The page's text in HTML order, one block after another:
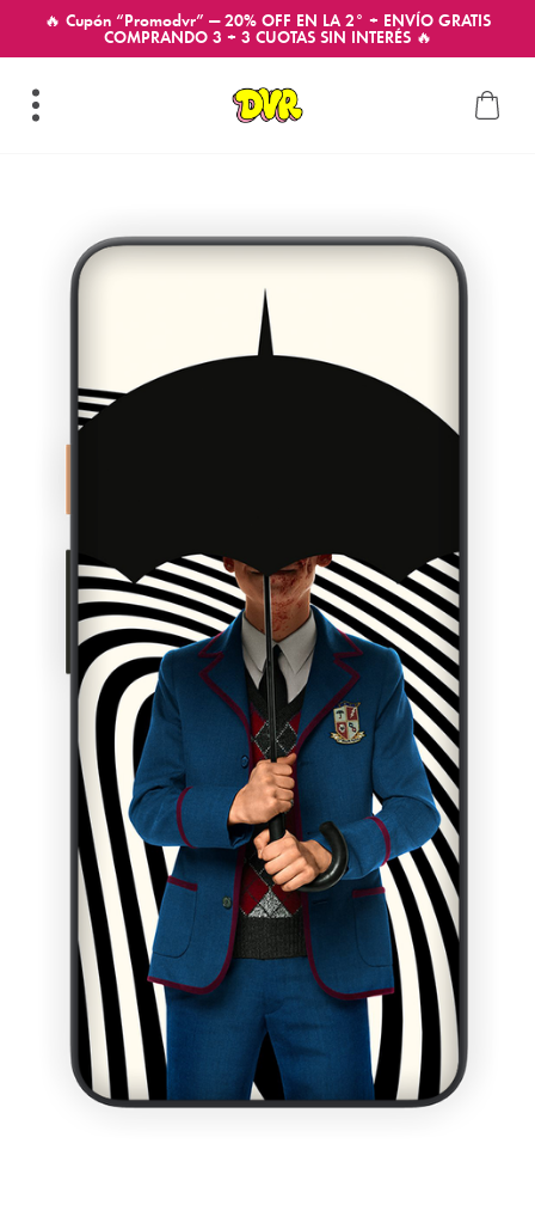
🔥 Cupón “Promodvr” — 20% OFF EN LA 2° + ENVÍO GRATIS
COMPRANDO 3 + 3 CUOTAS SIN INTERÉS 🔥